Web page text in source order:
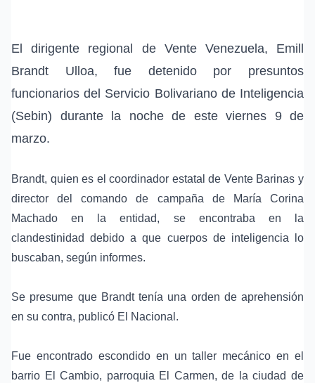
El dirigente regional de Vente Venezuela, Emill
Brandt Ulloa, fue detenido por presuntos
funcionarios del Servicio Bolivariano de Inteligencia
(Sebin) durante la noche de este viernes 9 de
marzo.
Brandt, quien es el coordinador estatal de Vente Barinas y
director del comando de campaña de María Corina
Machado en la entidad, se encontraba en la
clandestinidad debido a que cuerpos de inteligencia lo
buscaban, según informes.
Se presume que Brandt tenía una orden de aprehensión
en su contra, publicó El Nacional.
Fue encontrado escondido en un taller mecánico en el
barrio El Cambio, parroquia El Carmen, de la ciudad de